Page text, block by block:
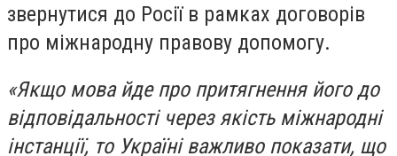
звернутися до Росії в рамках договорів
про міжнародну правову допомогу.
«Якщо мова йде про притягнення його до
відповідальності через якість міжнародні
інстанції, то Україні важливо показати, що